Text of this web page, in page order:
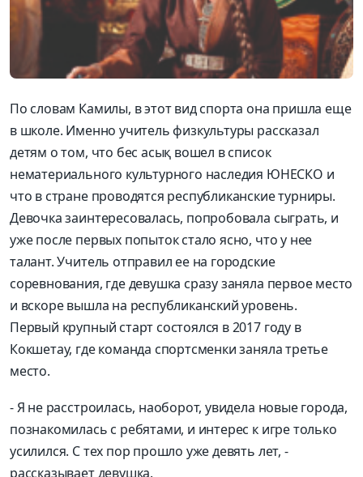
По словам Камилы, в этот вид спорта она пришла еще
в школе. Именно учитель физкультуры рассказал
детям о том, что бес асық вошел в список
нематериального культурного наследия ЮНЕСКО и
что в стране проводятся республиканские турниры.
Девочка заинтересовалась, попробовала сыграть, и
уже после первых попыток стало ясно, что у нее
талант. Учитель отправил ее на городские
соревнования, где девушка сразу заняла первое место
и вскоре вышла на республиканский уровень.
Первый крупный старт состоялся в 2017 году в
Кокшетау, где команда спортсменки заняла третье
место.
- Я не расстроилась, наоборот, увидела новые города,
познакомилась с ребятами, и интерес к игре только
усилился. С тех пор прошло уже девять лет, -
рассказывает девушка.